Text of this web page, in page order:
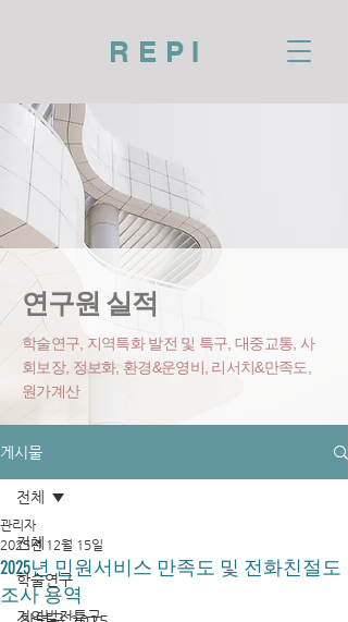
REPI
연구원 실적
학술연구, 지역특화 발전 및 특구, 대중교통, 사
회보장, 정보화, 환경&운영비 , 리서치&만족도,
원가계산
게시물
전체
학술연구
지역발전특구
전체
2025년 민원서비스 만족도 및 전화친절도
조사 용역
관리자
2025년 12월 15일